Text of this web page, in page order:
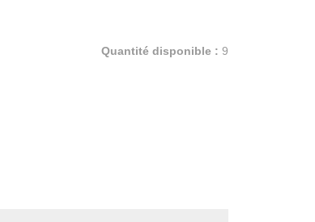
Quantité disponible : 9